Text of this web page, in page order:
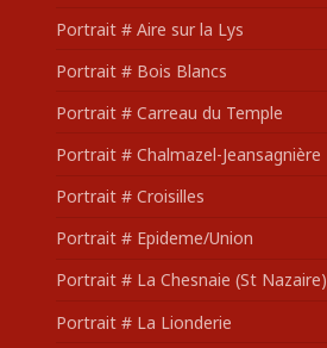
Portrait # Aire sur la Lys
Portrait # Bois Blancs
Portrait # Carreau du Temple
Portrait # Chalmazel-Jeansagnière
Portrait # Croisilles
Portrait # Epideme/Union
Portrait # La Chesnaie (St Nazaire)
Portrait # La Lionderie